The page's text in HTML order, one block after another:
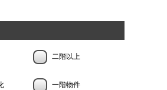
二階以上
一階物件